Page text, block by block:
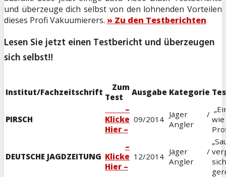
und überzeuge dich selbst von den lohnenden Vorteilen
dieses Profi Vakuumierers. » Zu den Testberichten
Lesen Sie jetzt einen Testbericht und überzeugen
sich selbst!!
Institut/Fachzeitschrift
Zum
Test
Ausgabe Kategorie
PIRSCH
–
Klicke
Hier –
09/2014 Jäger /
Angler
DEUTSCHE JAGDZEITUNG
–
Klicke
Hier –
12/2014 Jäger /
Angler